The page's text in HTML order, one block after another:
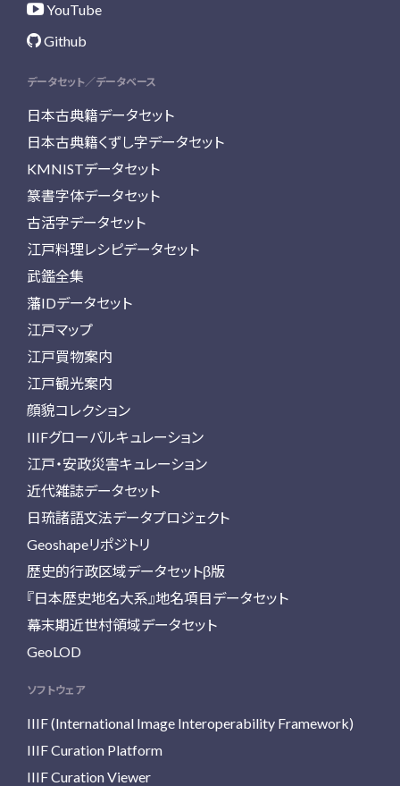
YouTube
Github
データセット／データベース
日本古典籍データセット
日本古典籍くずし字データセット
KMNISTデータセット
篆書字体データセット
古活字データセット
江戸料理レシピデータセット
武鑑全集
藩IDデータセット
江戸マップ
江戸買物案内
江戸観光案内
顔貌コレクション
IIIFグローバルキュレーション
江戸・安政災害キュレーション
近代雑誌データセット
日琉諸語文法データプロジェクト
Geoshapeリポジトリ
歴史的行政区域データセットβ版
『日本歴史地名大系』地名項目データセット
幕末期近世村領域データセット
GeoLOD
ソフトウェア
IIIF (International Image Interoperability Framework)
IIIF Curation Platform
IIIF Curation Viewer